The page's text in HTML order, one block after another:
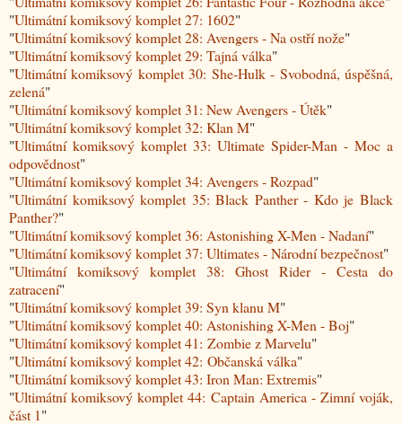
"Ultimátní komiksový komplet 27: 1602"
"Ultimátní komiksový komplet 28: Avengers - Na ostří nože"
"Ultimátní komiksový komplet 29: Tajná válka"
"Ultimátní komiksový komplet 30: She-Hulk - Svobodná, úspěšná,
zelená"
"Ultimátní komiksový komplet 31: New Avengers - Útěk"
"Ultimátní komiksový komplet 32: Klan M"
"Ultimátní komiksový komplet 33: Ultimate Spider-Man - Moc a
odpovědnost"
"Ultimátní komiksový komplet 34: Avengers - Rozpad"
"Ultimátní komiksový komplet 35: Black Panther - Kdo je Black
Panther?"
"Ultimátní komiksový komplet 36: Astonishing X-Men - Nadaní"
"Ultimátní komiksový komplet 37: Ultimates - Národní bezpečnost"
"Ultimátní komiksový komplet 38: Ghost Rider - Cesta do
zatracení"
"Ultimátní komiksový komplet 39: Syn klanu M"
"Ultimátní komiksový komplet 40: Astonishing X-Men - Boj"
"Ultimátní komiksový komplet 41: Zombie z Marvelu"
"Ultimátní komiksový komplet 42: Občanská válka"
"Ultimátní komiksový komplet 43: Iron Man: Extremis"
"Ultimátní komiksový komplet 44: Captain America - Zimní voják,
část 1"